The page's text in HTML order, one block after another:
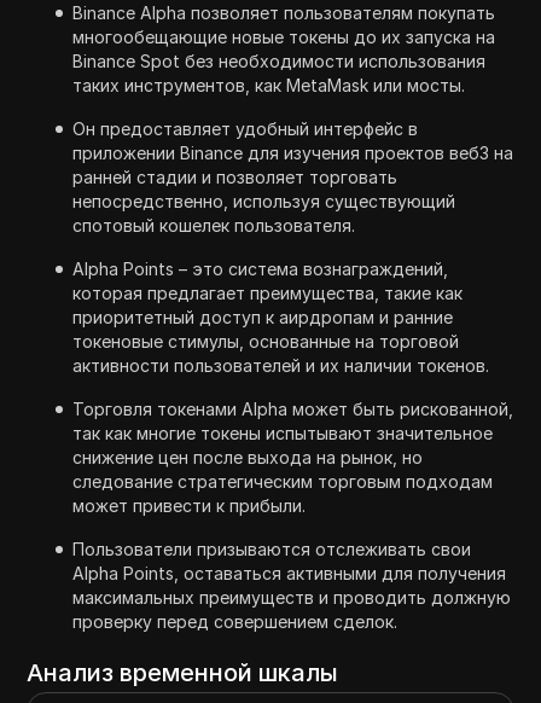
Binance Alpha позволяет пользователям покупать
многообещающие новые токены до их запуска на
Binance Spot без необходимости использования
таких инструментов, как MetaMask или мосты.
Он предоставляет удобный интерфейс в
приложении Binance для изучения проектов веб3 на
ранней стадии и позволяет торговать
непосредственно, используя существующий
спотовый кошелек пользователя.
Alpha Points – это система вознаграждений,
которая предлагает преимущества, такие как
приоритетный доступ к аирдропам и ранние
токеновые стимулы, основанные на торговой
активности пользователей и их наличии токенов.
Торговля токенами Alpha может быть рискованной,
так как многие токены испытывают значительное
снижение цен после выхода на рынок, но
следование стратегическим торговым подходам
может привести к прибыли.
Пользователи призываются отслеживать свои
Alpha Points, оставаться активными для получения
максимальных преимуществ и проводить должную
проверку перед совершением сделок.
Анализ временной шкалы